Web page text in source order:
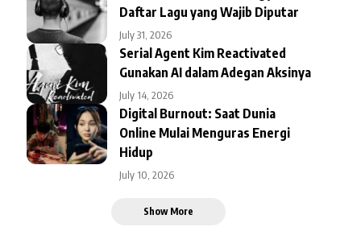
Daftar Lagu yang Wajib Diputar
July 31, 2026
Serial Agent Kim Reactivated
Gunakan AI dalam Adegan Aksinya
July 14, 2026
Digital Burnout: Saat Dunia
Online Mulai Menguras Energi
Hidup
July 10, 2026
Show More